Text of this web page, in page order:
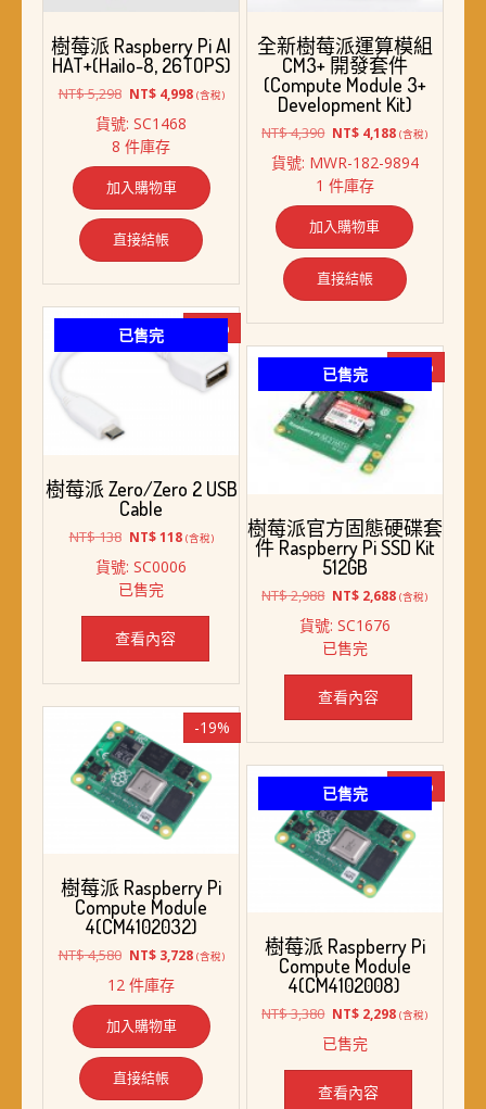
樹莓派 Raspberry Pi AI
HAT+(Hailo-8, 26TOPS)
NT$5,298 原
價
格：
NT$ 5,298。
NT$4,998目
NT$ 4,998。
(含稅)
貨號: SC1468
8 件庫存
加入購物車
直接結帳
全新樹莓派運算模組
CM3+ 開發套件
(Compute Module 3+
Development Kit)
NT$4,390 原
價
格：
NT$ 4,390。
NT$ 4,188目
價
NT$ 4,188。
(含稅)
貨號: MWR-182-9894
1 件庫存
加入購物車
直接結帳
已售完 -14%
樹莓派 Zero/Zero 2 USB
Cable
NT$138 原
價
格：
NT$ 138。
NT$118目
價
NT$ 118。
(含稅)
貨號: SC0006
已售完
查看內容
已售完 -10%
樹莓派官方固態硬碟套
件 Raspberry Pi SSD Kit
512GB
NT$2,988 原
價
格：
NT$ 2,988。
NT$ 2,688目
NT$ 2,688。
(含稅)
貨號: SC1676
已售完
查看內容
-19%
樹莓派 Raspberry Pi
Compute Module
4(CM4102032)
NT$4,580 原
始
價
NT$ 4,580。
NT$3,728目
格：
NT$ 3,728。
(含稅)
12 件庫存
加入購物車
直接結帳
已售完 -32%
樹莓派 Raspberry Pi
Compute Module
4(CM4102008)
NT$3,380 原
始
價
格：
NT$ 3,380。
NT$ 2,298目
格：
(含稅)
已售完
查看內容